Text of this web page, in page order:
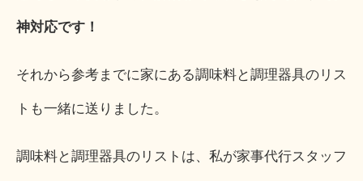
神対応です！
それから参考までに家にある調味料と調理器具のリス
トも一緒に送りました。
調味料と調理器具のリストは、私が家事代行スタッフ